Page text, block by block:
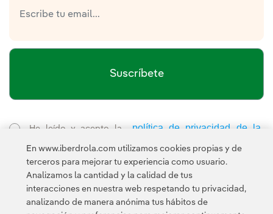
Suscríbete
He leído y acepto la
política de privacidad de la
Newsletter
Enlace externo, se abre en ventana nueva.
Esta página está protegida por reCAPTCHA y se aplican la
Política de privacidad y los
En www.iberdrola.com utilizamos cookies propias y de
terceros para mejorar tu experiencia como usuario.
Analizamos la cantidad y la calidad de tus
interacciones en nuestra web respetando tu privacidad,
analizando de manera anónima tus hábitos de